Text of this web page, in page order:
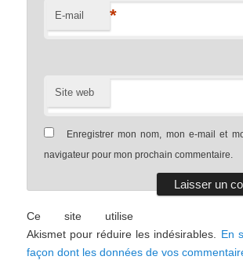
E-mail *
Site web
Enregistrer mon nom, mon e-mail et
navigateur pour mon prochain commentaire.
Ce site utilise
Akismet pour réduire les indésirables. En
façon dont les données de vos